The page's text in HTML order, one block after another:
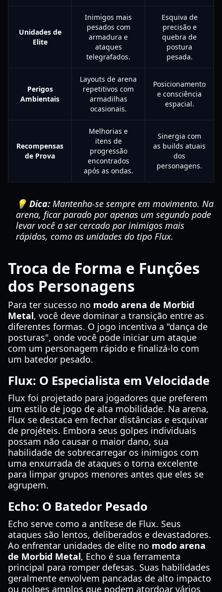
Unidades de
Elite
Inimigos mais
pesados com
armadura e
ataques
telegrafados.
Esquiva de
precisão e
quebra de
postura
pesada.
Perigos
Ambientais
Layouts de arena
repetitivos com
armadilhas
ocasionais.
Posicionamento
e consciência
espacial.
Recompensas
de Prova
Melhorias e
itens de
progressão
encontrados
após as ondas.
Sinergia com
as builds atuais
dos
personagens.
💡 Dica: Mantenha-se sempre em movimento. Na
arena, ficar parado por apenas um segundo pode
levar você a ser cercado por inimigos mais
rápidos, como as unidades do tipo Flux.
Troca de Forma e Funções
dos Personagens
Para ter sucesso no modo arena de Morbid
Metal, você deve dominar a transição entre as
diferentes formas. O jogo incentiva a "dança de
posturas", onde você pode iniciar um ataque
com um personagem rápido e finalizá-lo com
um batedor pesado.
Flux: O Especialista em Velocidade
Flux foi projetado para jogadores que preferem
um estilo de jogo de alta mobilidade. Na arena,
Flux se destaca em fechar distâncias e esquivar
de projéteis. Embora seus golpes individuais
possam não causar o maior dano, sua
habilidade de sobrecarregar os inimigos com
uma enxurrada de ataques o torna excelente
para limpar grupos menores antes que eles se
agrupem.
Echo: O Batedor Pesado
Echo serve como a antítese de Flux. Seus
ataques são lentos, deliberados e devastadores.
Ao enfrentar unidades de elite no modo arena
de Morbid Metal, Echo é sua ferramenta
principal para romper defesas. Suas habilidades
geralmente envolvem pancadas de alto impacto
ou golpes amplos que podem atordoar vários